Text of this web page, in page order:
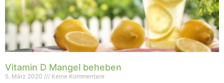
Vitamin D Mangel beheben
5. März 2020 Keine Kommentare